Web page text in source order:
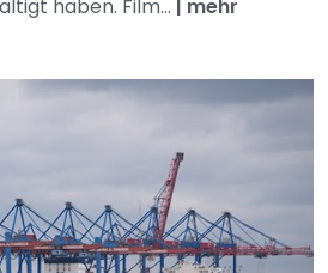
haben. Film... | mehr